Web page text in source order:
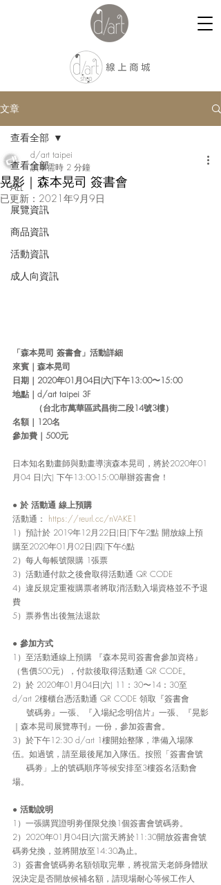
文章
查看全部
ALL
展覽資訊
商品資訊
活動資訊
成人向資訊
查看全部
晃影｜森本晃司 簽書會
d/art taipei
讀畢需時 2 分鐘
已更新： 2021年9月9日
「森本晃司 簽書會」活動詳細
來賓｜森本晃司
日期 ｜ 2020年01月04日(六)下午13:00〜15:00
地點 ｜ d/art taipei 3F
  （台北市萬華區武昌街二段14號3樓）
名額 ｜ 120名
參加費 ｜ 500元
日本知名動畫師與動畫導演森本晃司，將於2020年01
月04 日(六) 下午13:00-15:00舉辦簽書會！
● 於 活動通 線上預購
活動通： https://reurl.cc/nVAKE1
1）預計於 2019年12月22日(日)下午2點 開放線上預
購至2020年01月02日(四)下午6點
2）每人每帳號限購 1張票
3）活動通付款之後會取得活動通 QR CODE
4）違反規定重複購票者將取消活動入場資格並不予退
費
5）票券售出後無法退款
● 參加方式
1）至活動通線上預購 『森本晃司簽書會參加資格』
（售價500元），付款後取得活動通 QR CODE。
2）於 2020年01月04日(六) 11：30〜14：30至
d/art 2樓櫃台憑活動通 QR CODE 領取『簽書會
號碼劵』一張、『入場紀念明信片』一張、『晃影
｜森本晃司展覽專刊』一份，參加簽書會。
3）於下午12:30 d/art 1樓開始整隊，準備入場隊
伍。如過號，請至最後尾加入隊伍。按照「簽書會號
場。
● 活動說明
1）一張購買證明劵僅限兌換1個簽書會號碼劵。
2）2020年01月04日(六)當天將於11:30開放簽書會號
碼劵兌換，並將開放至14:30為止。
3）簽書會號碼劵名額領取完畢，將視當天老師身體狀
況決定是否開放候補名額，請現場耐心等候工作人